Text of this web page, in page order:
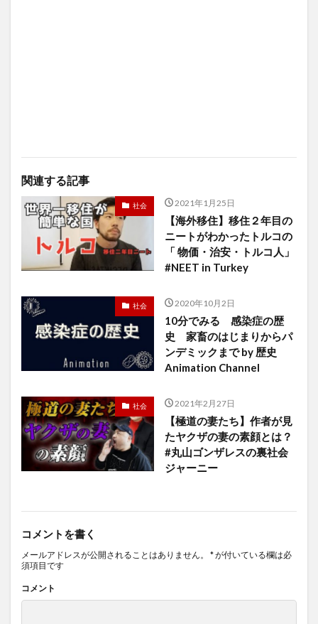
関連する記事
社会 2021年1月25日
【海外移住】移住２年目の
ニートがわかったトルコの
「 物価・治安・トルコ人」
#NEET in Turkey
社会 2020年10月2日
10分でみる 感染症の歴
史 家畜のはじまりからパ
ンデミックまで by 歴史
Animation Channel
社会 2021年2月27日
【極道の妻たち】作者が見
たヤクザの妻の素顔とは？
#丸山ゴンザレスの裏社会
ジャーニー
コメントを書く
メールアドレスが公開されることはありません。 *が付いている欄は必
須項目です
コメント